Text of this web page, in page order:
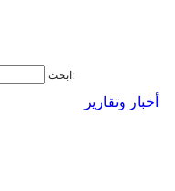
ابحث ابحث عن:
أخبار وتقارير